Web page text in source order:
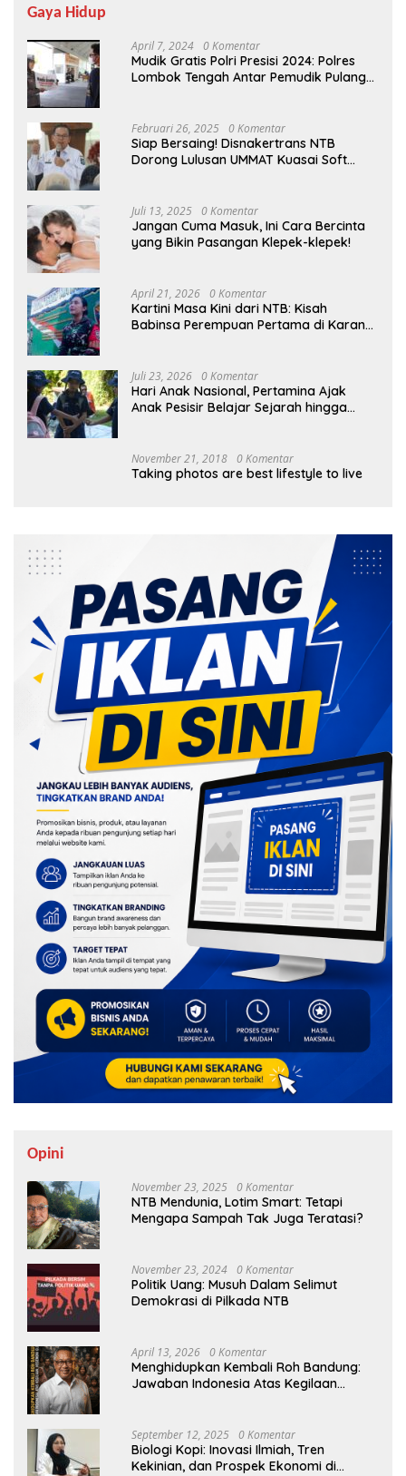
Gaya Hidup
April 7, 2024 0 Komentar
Mudik Gratis Polri Presisi 2024: Polres
Lombok Tengah Antar Pemudik Pulang
Februari 26, 2025 0 Komentar
Siap Bersaing! Disnakertrans NTB
Dorong Lulusan UMMAT Kuasai Soft
Juli 13, 2025 0 Komentar
Jangan Cuma Masuk, Ini Cara Bercinta
yang Bikin Pasangan Klepek-klepek!
April 21, 2026 0 Komentar
Kartini Masa Kini dari NTB: Kisah
Babinsa Perempuan Pertama di Karang
Juli 23, 2026 0 Komentar
Hari Anak Nasional, Pertamina Ajak
Anak Pesisir Belajar Sejarah hingga
November 21, 2018 0 Komentar
Taking photos are best lifestyle to live
Opini
November 23, 2025 0 Komentar
NTB Mendunia, Lotim Smart: Tetapi
Mengapa Sampah Tak Juga Teratasi?
November 23, 2024 0 Komentar
Politik Uang: Musuh Dalam Selimut
Demokrasi di Pilkada NTB
April 13, 2026 0 Komentar
Menghidupkan Kembali Roh Bandung:
Jawaban Indonesia Atas Kegilaan
September 12, 2025 0 Komentar
Biologi Kopi: Inovasi Ilmiah, Tren
Kekinian, dan Prospek Ekonomi di